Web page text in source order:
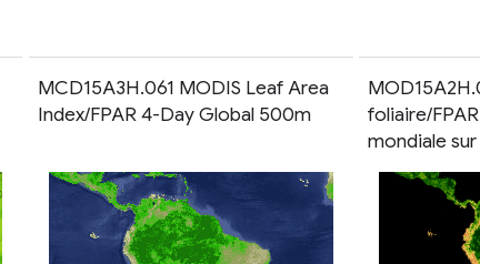
MCD15A3H.061 MODIS Leaf Area
Index/FPAR 4-Day Global 500m
foliaire/
mondiale